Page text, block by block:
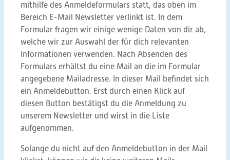
mithilfe des Anmeldeformulars statt, das oben im
Bereich E-Mail Newsletter verlinkt ist. In dem
Formular fragen wir einige wenige Daten von dir ab,
welche wir zur Auswahl der für dich relevanten
Informationen verwenden. Nach Absenden des
Formulars erhältst du eine Mail an die im Formular
angegebene Mailadresse. In dieser Mail befindet sich
ein Anmeldebutton. Erst durch einen Klick auf
diesen Button bestätigst du die Anmeldung zu
unserem Newsletter und wirst in die Liste
aufgenommen.
Solange du nicht auf den Anmeldebutton in der Mail